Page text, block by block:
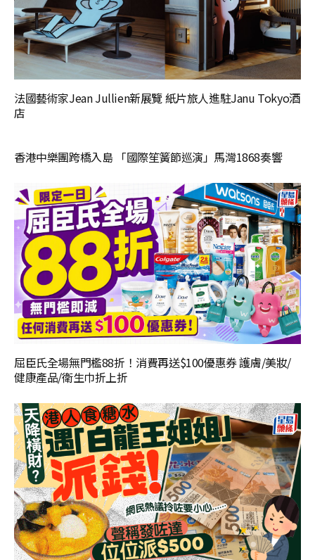
法國藝術家Jean Jullien新展覽 紙片旅人進駐Janu Tokyo酒
店
香港中樂團跨橋入島 「國際笙簧節巡演」馬灣1868奏響
屈臣氏全場無門檻88折！消費再送$100優惠券 護膚/美妝/
健康產品/衛生巾折上折